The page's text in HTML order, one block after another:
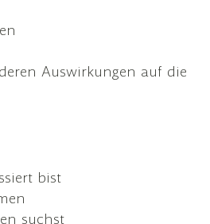
Auswirkungen auf die
bist
suchst